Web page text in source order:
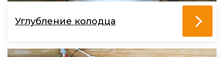
Углубление колодца